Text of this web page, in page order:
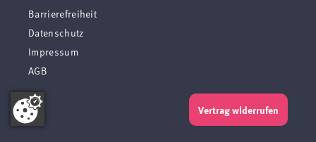
Vertrag widerrufen
Barrierefreiheit
Datenschutz
Impressum
AGB